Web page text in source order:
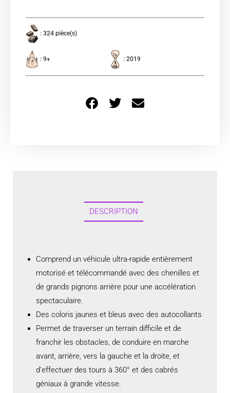
: 324 pièce(s)
: 9+ : 2019
DESCRIPTION
Comprend un véhicule ultra-rapide entièrement
motorisé et télécommandé avec des chenilles et
de grands pignons arrière pour une accélération
spectaculaire.
Des coloris jaunes et bleus avec des autocollants
Permet de traverser un terrain difficile et de
franchir les obstacles, de conduire en marche
avant, arrière, vers la gauche et la droite, et
d’effectuer des tours à 360° et des cabrés
géniaux à grande vitesse.